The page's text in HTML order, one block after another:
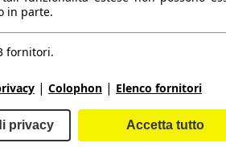
in parte.
fornitori.
| Colophon | Elenco fornitori
privacy Accetta tutto